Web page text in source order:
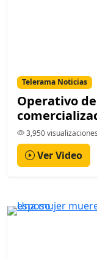
Telerama Noticias
Operativo
3,950 visualizaciones
Ver Video